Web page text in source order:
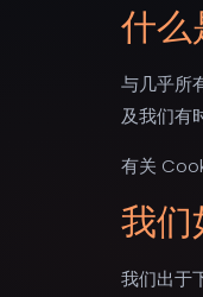
什
与几乎所
及我们有
有关
我
我们出于